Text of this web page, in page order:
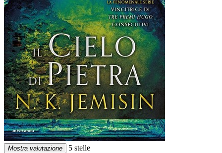
Mostra valutazione 5 stelle